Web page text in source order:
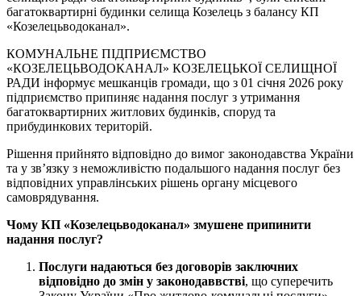
багатоквартирні будинки селища Козелець з балансу КП
«Козелецьводоканал».
КОМУНАЛЬНЕ ПІДПРИЄМСТВО
«КОЗЕЛЕЦЬВОДОКАНАЛ» КОЗЕЛЕЦЬКОЇ СЕЛИЩНОЇ
РАДИ інформує мешканців громади, що з 01 січня 2026 року
підприємство припиняє надання послуг з утримання
багатоквартирних житлових будинків, споруд та
прибудинкових територій.
Рішення прийнято відповідно до вимог законодавства України
та у зв’язку з неможливістю подальшого надання послуг без
відповідних управлінських рішень органу місцевого
самоврядування.
Чому КП «Козелецьводоканал» змушене припинити
надання послуг?
Послуги надаються без договорів заключних
відповідно до змін у законодаввстві, що суперечить